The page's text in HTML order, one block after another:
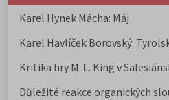
Karel Hynek Mácha: Máj
Karel Havlíček Borovský:
Kritika hry M. L. King v
Důležité reakce organických